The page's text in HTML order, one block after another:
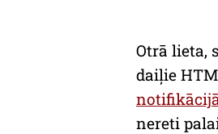
Otrā lieta,
daiļie
nereti